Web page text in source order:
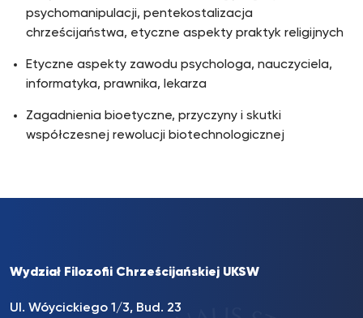
psychomanipulacji, pentekostalizacja
chrześcijaństwa, etyczne aspekty praktyk religijnych
Etyczne aspekty zawodu psychologa, nauczyciela,
informatyka, prawnika, lekarza
Zagadnienia bioetyczne, przyczyny i skutki
współczesnej rewolucji biotechnologicznej
Wydział Filozofii Chrześcijańskiej UKSW
Ul. Wóycickiego 1/3, Bud. 23